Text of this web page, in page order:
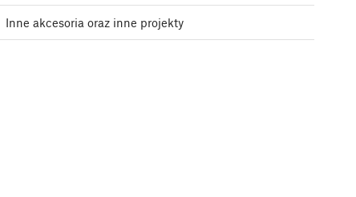
Inne akcesoria oraz inne projekty